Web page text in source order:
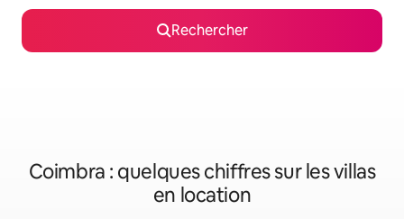
Rechercher
Coimbra : quelques chiffres sur les villas
en location